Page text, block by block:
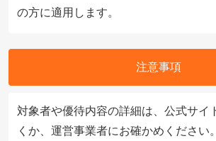
の方に適用します。
注意事項
対象者や優待内容の詳細は、公式サイ
くか、運営事業者にお確かめください。